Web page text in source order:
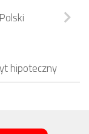
hipoteczny